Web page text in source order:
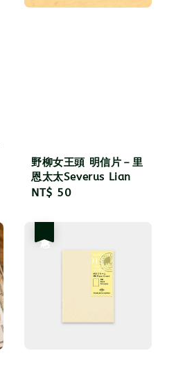
野柳女王頭 明信片－里
恩太太Severus Lian
Regular
NT$ 50